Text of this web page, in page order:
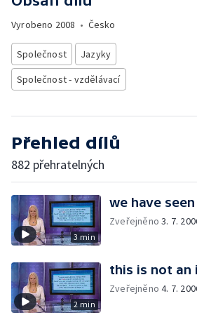
Vyrobeno 2008 • Česko
Společnost
Jazyky
Společnost - vzdělávací
Přehled dílů
882 přehratelných
3 min
we have seen
Zveřejněno3. 7.
2 min
this is not an
Zveřejněno4. 7.